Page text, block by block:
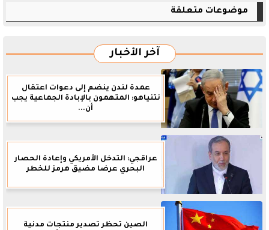
موضوعات متعلقة
آخر الأخبار
عمدة لندن ينضم إلى دعوات اعتقال
نتنياهو: المتهمون بالإبادة الجماعية يجب
أن...
عراقجي: التدخل الأمريكي وإعادة الحصار
البحري عرضا مضيق هرمز للخطر
الصين تحظر تصدير منتجات مدنية